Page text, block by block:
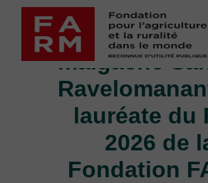
Passer
contenu
La
malgache
lauréate du
2026 de
Fondation